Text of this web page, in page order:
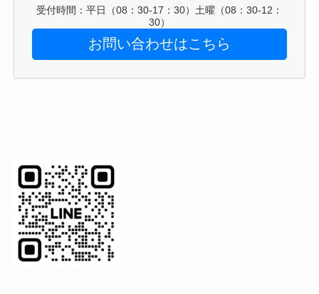
受付時間：平日（08：30-17：30）土曜（08：30-12：
30）
お問い合わせはこちら